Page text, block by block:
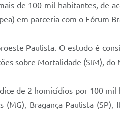
de 100 mil habitantes, de
em parceria com o Fórum
Paulista. O estudo é
sobre Mortalidade (SIM), do
de 2 homicídios por 100
(MG), Bragança Paulista